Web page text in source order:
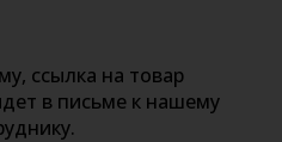
ссылка на товар
в письме к нашему